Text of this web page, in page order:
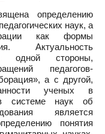
определению
наук, а
как формы
Актуальность
одной стороны,
педагогов-
а с другой,
ученых в
системе наук об
является
понятия